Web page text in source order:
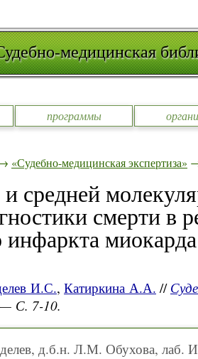
медицинская
программы
«Судебно-медицинская экспертиза»
средней
смерти в
инфаркта
И.С., Катиркина А.А. //
С. 7-10.
д.б.н. Л.М. Обухова, лаб.